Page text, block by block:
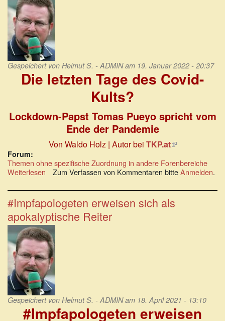
Gespeichert von Helmut S. - ADMINam 19. Januar 2022 - 20:37
Die letzten Tage des Covid-
Kults?
Lockdown-Papst Tomas Pueyo spricht vom
Ende der Pandemie
Von Waldo Holz | Autor bei TKP.at(Link
extern)
Forum:
Themen ohne spezifische Zuordnung in andere Forenbereiche
Weiterlesen über
Papst
Tomas
Pueyo
spricht
vom
Ende
der
Pandemie
Zum Verfassen von Kommentaren bitteAnmelden.
#Impfapologeten erweisen sich als
apokalyptische Reiter
Gespeichert von Helmut S. - ADMINam 18. April 2021 - 13:10
#Impfapologeten erweisen